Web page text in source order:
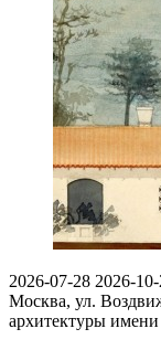
2026-07-28 2026-
Москва, ул.
архитектуры